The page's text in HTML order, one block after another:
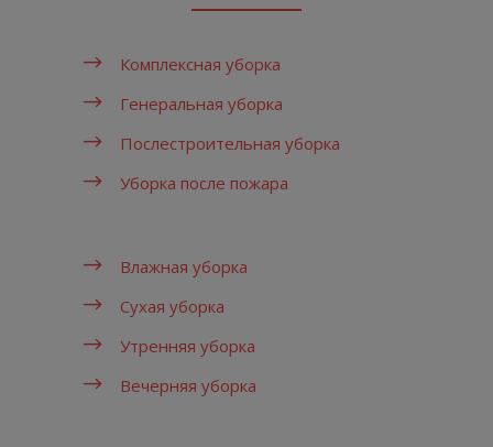
Комплексная уборка
Генеральная уборка
Послестроительная уборка
Уборка после пожара
Влажная уборка
Сухая уборка
Утренняя уборка
Вечерняя уборка